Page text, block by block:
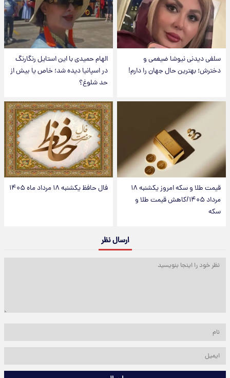
سلفی دیدنی نیوشا ضیغمی و
دخترش؛ بهترین حال جهان را دارم!
الهام حمیدی با این استایل رنگارنگ
در اسپانیا دیده شد؛ خاص یا بیش از
حد شلوغ؟
قیمت طلا و سکه امروز یکشنبه ۱۸
مرداد ۱۴۰۵/کاهش قیمت طلا و
سکه
فال حافظ یکشنبه ۱۸ مرداد ماه ۱۴۰۵
ارسال نظر